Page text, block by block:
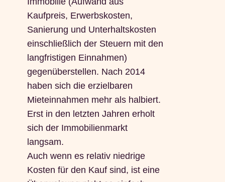
Kaufpreis, Erwerbskosten,
Sanierung und Unterhaltskosten
einschließlich der Steuern mit den
langfristigen Einnahmen)
gegenüberstellen. Nach 2014
haben sich die erzielbaren
Mieteinnahmen mehr als halbiert.
Erst in den letzten Jahren erholt
sich der Immobilienmarkt
langsam.
Auch wenn es relativ niedrige
Kosten für den Kauf sind, ist eine